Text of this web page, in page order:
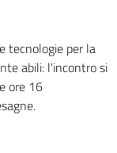
tecnologie per la
abili: l'incontro si
ore 16